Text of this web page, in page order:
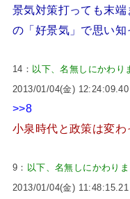
景気対策打っても末
の「好景気」で思い
14： 以下、名無しにかわり
2013/01/04(金)
>>8
小泉時代と政策は変わ
9： 以下、名無しにかわり
2013/01/04(金)